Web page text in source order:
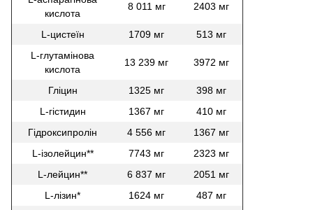
кислота
8 011 мг 2403 мг
L-цистеїн 1709 мг
513 мг
L-глутамінова
кислота
13 239 мг 3972 мг
Гліцин 1325 мг
398 мг
L-гістидин
1367 мг
410 мг
Гідроксипролін
4 556 мг
1367 мг
L-ізолейцин**
7743 мг
2323 мг
L-лейцин**
6 837 мг
2051 мг
L-лізин*
1624 мг
487 мг